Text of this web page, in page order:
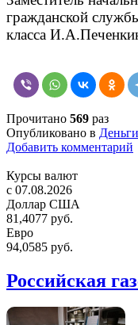
гражданской
класса
Прочитано 569 раз
Опубликовано в Деньги
Добавить комментарий
Курсы валют
c 07.08.2026
Доллар США
81,4077 руб.
Евро
94,0585 руб.
Российская